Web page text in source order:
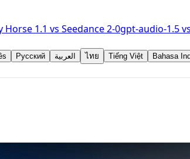
Horse 1.1 vs Seedance 2-0gpt-audio-1.5vs
Русский العربية ไทย Tiếng Việt Bahasa